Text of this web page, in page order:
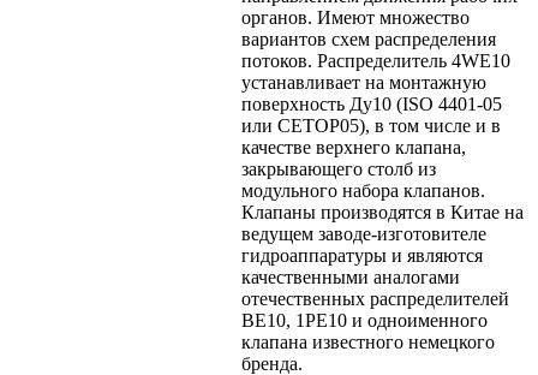
органов. Имеют множество
вариантов схем распределения
потоков. Распределитель 4WE10
устанавливает на монтажную
поверхность Ду10 (ISO 4401-05
или CETOP05), в том числе и в
качестве верхнего клапана,
закрывающего столб из
модульного набора клапанов.
Клапаны производятся в Китае на
ведущем заводе-изготовителе
гидроаппаратуры и являются
качественными аналогами
отечественных распределителей
ВЕ10, 1РЕ10 и одноименного
клапана известного немецкого
бренда.